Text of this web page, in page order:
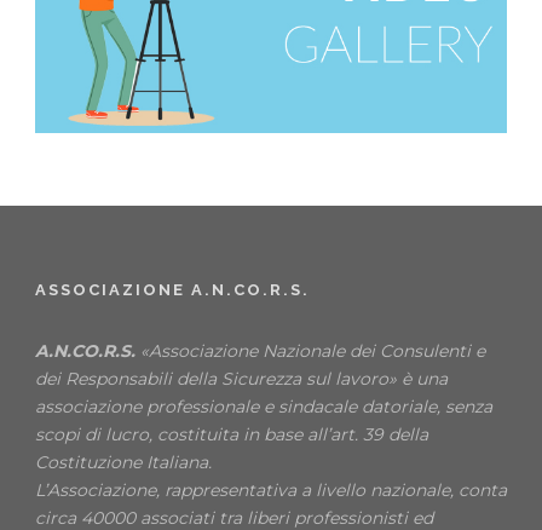
ASSOCIAZIONE A.N.CO.R.S.
A.N.CO.R.S. «Associazione Nazionale dei Consulenti e
dei Responsabili della Sicurezza sul lavoro» è una
associazione professionale e sindacale datoriale, senza
scopi di lucro, costituita in base all’art. 39 della
Costituzione Italiana.
L’Associazione, rappresentativa a livello nazionale, conta
circa 40000 associati tra liberi professionisti ed